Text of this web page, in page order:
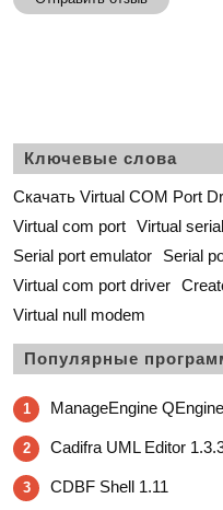
Ключевые слова
Скачать Virtual COM Port
Virtual com port Virtual
Serial port emulator
Serial
Virtual com port driver
Virtual null modem
Популярные
1 ManageEngine
2 Cadifra UML Editor
3 CDBF Shell 1.11